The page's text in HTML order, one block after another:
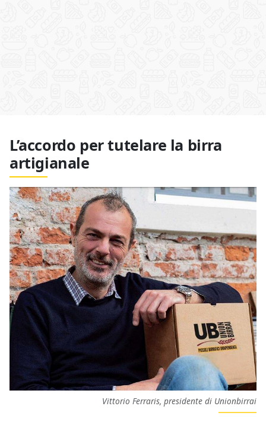
L’accordo per tutelare la birra
artigianale
Vittorio Ferraris, presidente di Unionbirrai